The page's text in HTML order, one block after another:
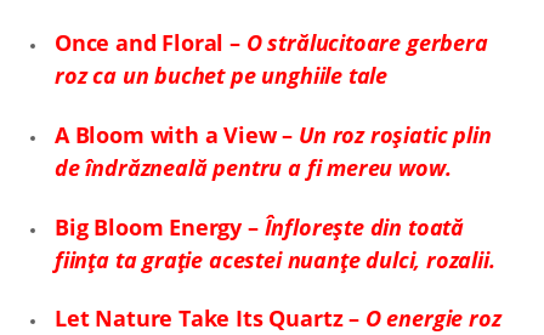
Once and Floral – O strălucitoare gerbera
roz ca un buchet pe unghiile tale
A Bloom with a View – Un roz roșiatic plin
de îndrăzneală pentru a fi mereu wow.
Big Bloom Energy – Înflorește din toată
ființa ta grație acestei nuanțe dulci, rozalii.
Let Nature Take Its Quartz – O energie roz